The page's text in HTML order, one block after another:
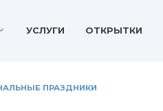
УСЛУГИ ОТКРЫТКИ
ПРАЗДНИКИ